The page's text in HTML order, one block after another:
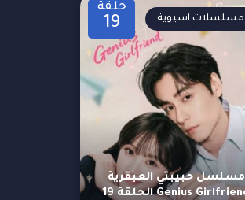
حلقة
19
مسلسل حبيبتي العبقرية
Genius Girlfriend الحلقة 19
مسلسلات اسيوية